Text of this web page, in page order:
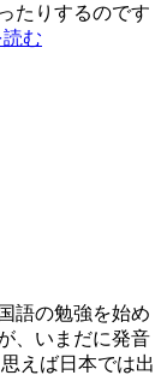
たりするのです
む
語の勉強を始め
、いまだに発音
えば日本では出